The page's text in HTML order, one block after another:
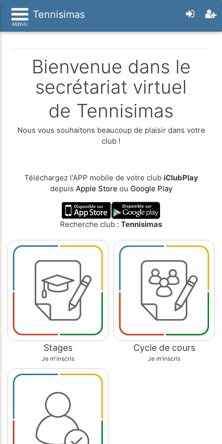
Tennisimas
Bienvenue dans le
secrétariat virtuel
de Tennisimas
Nous vous souhaitons beaucoup de plaisir dans votre
club !
Téléchargez l'APP mobile de votre club iClubPlay
depuis Apple Store ou Google Play
Recherche club : Tennisimas
Stages
Je m'inscris
Cycle de cours
Je m'inscris